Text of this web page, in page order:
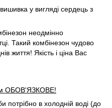
у вигляді сердець з
неодмінно
Такий комбінезон чудово
життя! Якість і ціна Вас
ОБОВ'ЯЗКОВЕ!
потрібно в холодній воді (до